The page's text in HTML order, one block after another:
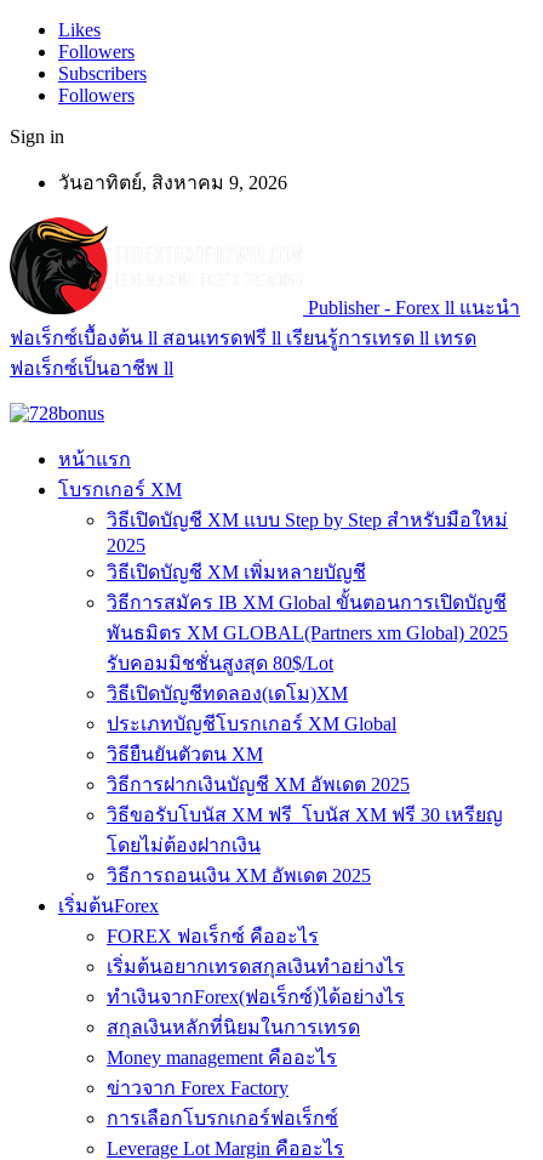
Likes
Followers
Subscribers
Followers
Sign in
วันอาทิตย์, สิงหาคม 9, 2026
Publisher - Forex ll แนะนำ
ฟอเร็กซ์เบื้องต้น ll สอนเทรดฟรี ll เรียนรู้การเทรด ll เทรด
ฟอเร็กซ์เป็นอาชีพ ll
หน้าแรก
โบรกเกอร์ XM
วิธีเปิดบัญชี XM แบบ Step by Step สำหรับมือใหม่
2025
วิธีเปิดบัญชี XM เพิ่มหลายบัญชี
วิธีการสมัคร IB XM Global ขั้นตอนการเปิดบัญชี
พันธมิตร XM GLOBAL(Partners xm Global) 2025
รับคอมมิชชั่นสูงสุด 80$/Lot
วิธีเปิดบัญชีทดลอง(เดโม)XM
ประเภทบัญชีโบรกเกอร์ XM Global
วิธียืนยันตัวตน XM
วิธีการฝากเงินบัญชี XM อัพเดต 2025
วิธีขอรับโบนัส XM ฟรี โบนัส XM ฟรี 30 เหรียญ
โดยไม่ต้องฝากเงิน
วิธีการถอนเงิน XM อัพเดต 2025
เริ่มต้นForex
FOREX ฟอเร็กซ์ คืออะไร
เริ่มต้นอยากเทรดสกุลเงินทำอย่างไร
ทำเงินจากForex(ฟอเร็กซ์)ได้อย่างไร
สกุลเงินหลักที่นิยมในการเทรด
Money management คืออะไร
ข่าวจาก Forex Factory
การเลือกโบรกเกอร์ฟอเร็กซ์
Leverage Lot Margin คืออะไร